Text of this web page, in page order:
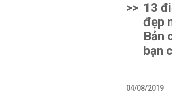
>> 13
đẹp
Bản
bạn
04/08/2019